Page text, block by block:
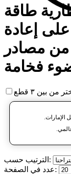
طاقة
على إعادة
مصادر
من بين ٣ قطع
الترتيب حسب:
عدد في الصفحة: